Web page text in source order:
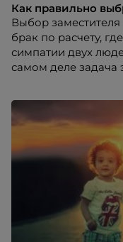
Как правильно
Выбор
брак по расчету,
симпатии двух
самом деле задача
действительно
который был бы